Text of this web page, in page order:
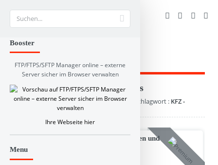
Branchen und RSS-Verzeichnis
1 Webseite(n) gefunden zu diesem Schlagwort : KFZ -
KFZ - Meisterbetrieb Unfallreparaturen und
Lackierarbeiten
Booster
FTP/FTPS/SFTP Manager online – externe
Server sicher im Browser verwalten
Ihre Webseite hier
Menu